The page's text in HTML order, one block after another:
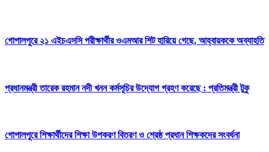
গোপালপুরে ২১ এইচএসসি পরীক্ষার্থীর ওএমআর শিট হারিয়ে গেছে, আহ্বায়ককে অব্যাহতি
প্রধানমন্ত্রী তারেক রহমান নদী খনন কর্মসূচির উদ্যোগ গ্রহণ করেছে : প্রতিমন্ত্রী টুকু
গোপালপুরে শিক্ষার্থীদের শিক্ষা উপকরণ বিতরণ ও শ্রেষ্ঠ প্রধান শিক্ষকদের সংবর্ধনা